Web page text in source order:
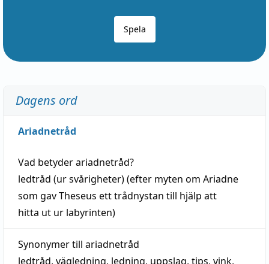
Spela
Dagens ord
Ariadnetråd
Vad betyderariadnetråd?
ledtråd (ur svårigheter) (efter myten om Ariadne
som gav Theseus ett trådnystan till hjälp att
hitta ut ur labyrinten)
Synonymer till ariadnetråd
ledtråd, vägledning, ledning, uppslag, tips, vink,